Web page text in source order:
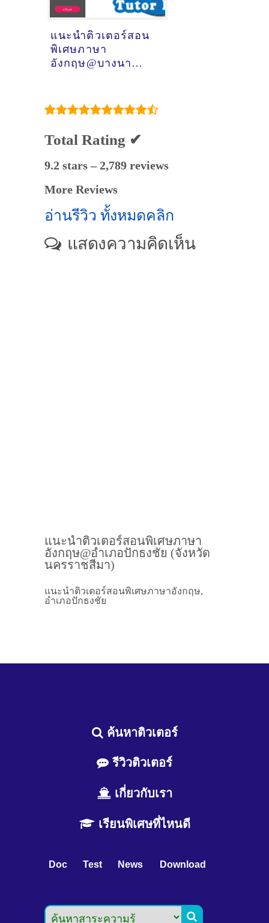
แนะนำติวเตอร์สอน
พิเศษภาษา
อังกฤษ@บางนา
Total Rating ✔
9.2 stars – 2,789 reviews
More Reviews
อ่านรีวิว ทั้งหมดคลิก
แสดงความคิดเห็น
แนะนำติวเตอร์สอนพิเศษภาษา
อังกฤษ@อำเภอปักธงชัย (จังหวัด
นครราชสีมา)
แนะนำติวเตอร์สอนพิเศษภาษาอังกฤษ,
อำเภอปักธงชัย
ค้นหาติวเตอร์
รีวิวติวเตอร์
เกี่ยวกับเรา
เรียนพิเศษที่ไหนดี
Doc Test News Download
